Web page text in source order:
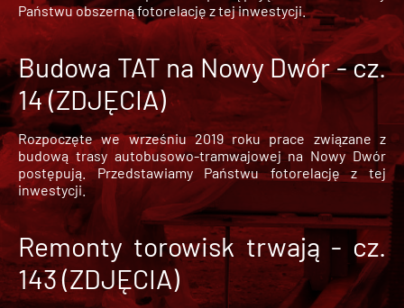
Państwu obszerną fotorelację z tej inwestycji.
Budowa TAT na Nowy Dwór - cz.
14 (ZDJĘCIA)
Rozpoczęte we wrześniu 2019 roku prace związane z
budową trasy autobusowo-tramwajowej na Nowy Dwór
postępują. Przedstawiamy Państwu fotorelację z tej
inwestycji.
Remonty torowisk trwają - cz.
143 (ZDJĘCIA)